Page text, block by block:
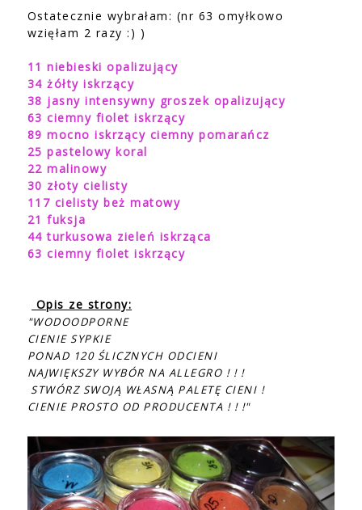
Ostatecznie wybrałam: (nr 63 omyłkowo
wzięłam 2 razy :) )
11 niebieski opalizujący
34 żółty iskrzący
38 jasny intensywny groszek opalizujący
63 ciemny fiolet iskrzący
89 mocno iskrzący ciemny pomarańcz
25 pastelowy koral
22 malinowy
30 złoty cielisty
117 cielisty beż matowy
21 fuksja
44 turkusowa zieleń iskrząca
63 ciemny fiolet iskrzący
Opis ze strony:
"WODOODPORNE
CIENIE SYPKIE
PONAD 120 ŚLICZNYCH ODCIENI
NAJWIĘKSZY WYBÓR NA ALLEGRO ! ! !
STWÓRZ SWOJĄ WŁASNĄ PALETĘ CIENI !
CIENIE PROSTO OD PRODUCENTA ! ! !"